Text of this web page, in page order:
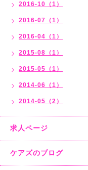
2016-10（1）
2016-07（1）
2016-04（1）
2015-08（1）
2015-05（1）
2014-06（1）
2014-05（2）
求人ページ
ケアズのブログ